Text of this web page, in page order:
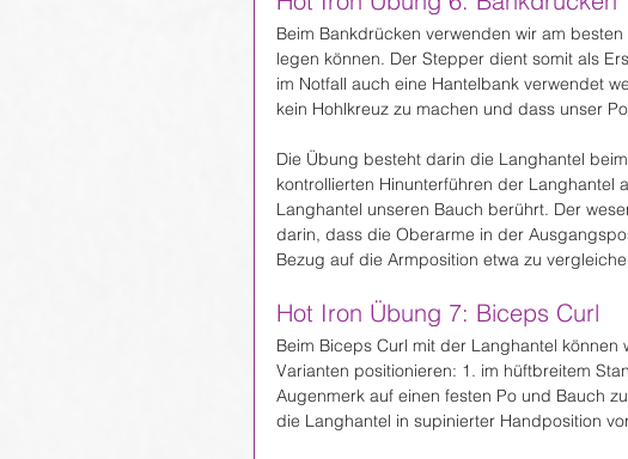
Beim Bankdrücken verwenden wir am
legen können. Der Stepper dient somit als
im Notfall auch eine Hantelbank verwendet
kein Hohlkreuz zu machen und dass unser
Die Übung besteht darin die Langhantel
kontrollierten Hinunterführen der Langhantel
Langhantel unseren Bauch berührt. Der
darin, dass die Oberarme in der
Bezug auf die Armposition etwa zu
Hot Iron Übung 7: Biceps Curl
Beim Biceps Curl mit der Langhantel
Varianten positionieren: 1. im hüftbreitem
Augenmerk auf einen festen Po und Bauch
die Langhantel in supinierter Handposition